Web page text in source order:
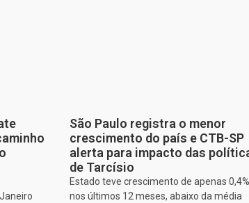
São Paulo registra o menor
crescimento do país e CTB-SP
alerta para impacto das
de Tarcísio
Estado teve crescimento de apenas 0,4%
nos últimos 12 meses, abaixo da média